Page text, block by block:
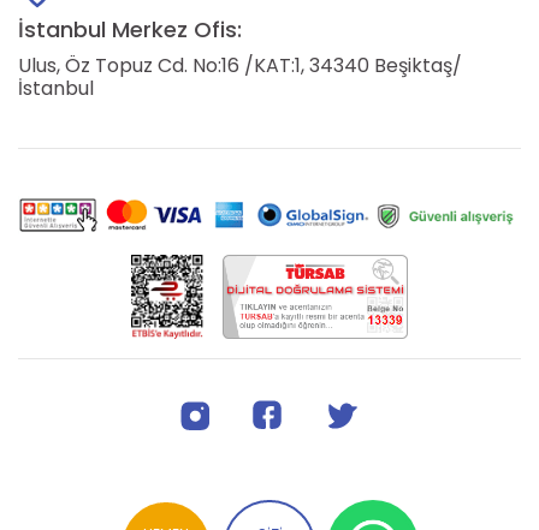
İstanbul Merkez Ofis:
Ulus, Öz Topuz Cd. No:16 /KAT:1, 34340 Beşiktaş/
İstanbul